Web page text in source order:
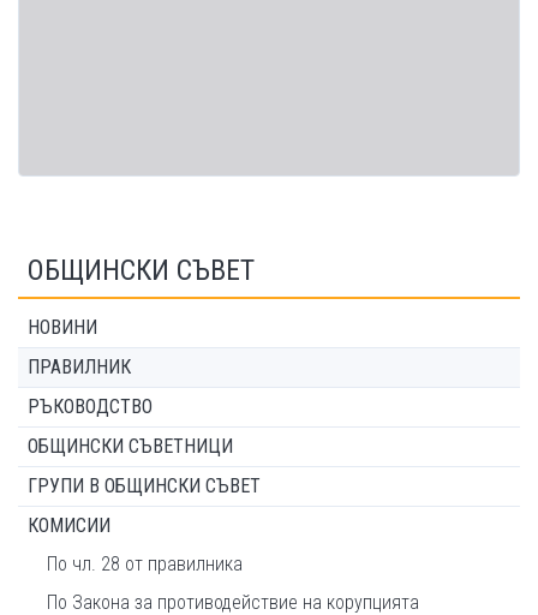
ОБЩИНСКИ СЪВЕТ
НОВИНИ
ПРАВИЛНИК
РЪКОВОДСТВО
ОБЩИНСКИ СЪВЕТНИЦИ
ГРУПИ В ОБЩИНСКИ СЪВЕТ
КОМИСИИ
По чл. 28 от правилника
По Закона за противодействие на корупцията